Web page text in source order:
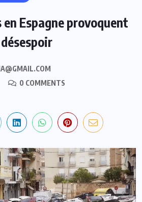
Espagne provoquent
0 COMMENTS